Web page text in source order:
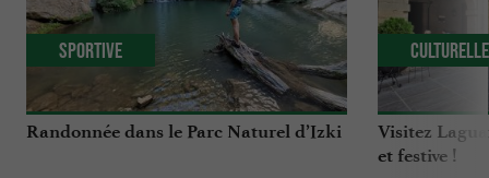
Randonnée dans le Parc Naturel d’Izki
Sportive
Visitez
et festive !
Culturelle